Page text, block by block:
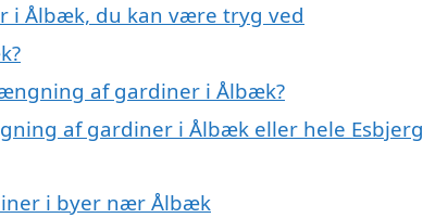
i Ålbæk, du kan være tryg ved
af gardiner i Ålbæk?
af gardiner i Ålbæk eller hele Esbjerg
i byer nær Ålbæk